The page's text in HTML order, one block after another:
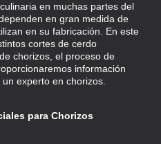
en muchas partes del
en gran medida de
en su fabricación. En este
cortes de cerdo
chorizos, el proceso de
información
experto en chorizos.
para Chorizos